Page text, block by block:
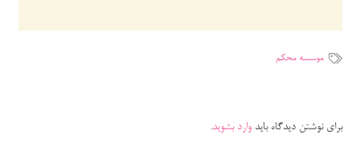
موسسه محکم
برای نوشتن دیدگاه بایدوارد بشوید.